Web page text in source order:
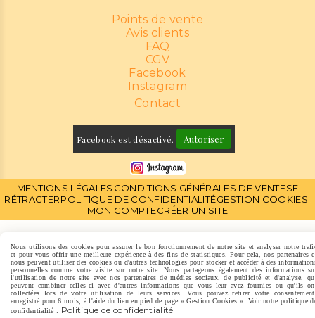
Points de vente
Avis clients
FAQ
CGV
Facebook
Instagram
Contact
Facebook est désactivé. Autoriser
MENTIONS LÉGALES CONDITIONS GÉNÉRALES DE VENTESE
RÉTRACTERPOLITIQUE DE CONFIDENTIALITÉGESTION COOKIES
MON COMPTECRÉER UN SITE
Nous utilisons des cookies pour assurer le bon fonctionnement de notre site et analyser notre
et pour vous offrir une meilleure expérience à des fins de statistiques. Pour cela, nos partenaires
nous peuvent utiliser des cookies ou d'autres technologies pour stocker et accéder à des
personnelles comme votre visite sur notre site. Nous partageons également des informations
l'utilisation de notre site avec nos partenaires de médias sociaux, de publicité et d'analyse,
peuvent combiner celles-ci avec d'autres informations que vous leur avez fournies ou qu'ils
collectées lors de votre utilisation de leurs services. Vous pouvez retirer votre
enregistré pour 6 mois, à l'aide du lien en pied de page « Gestion Cookies ». Voir notre politique
confidentialité : Politique de confidentialité